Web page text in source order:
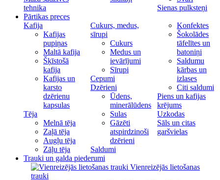
tehnika
Sienas pulksteņi
Pārtikas preces
Kafija
Kafijas
pupiņas
Maltā kafija
Šķīstošā
kafija
Kafijas un
karsto
dzērienu
kapsulas
Tēja
Melnā tēja
Zaļā tēja
Augļu tēja
Zāļu tēja
Cukurs, medus,
sīrupi
Cukurs
Medus un
ievārījumi
Sīrupi
Cepumi
Dzērieni
Ūdens,
minerālūdens
Sulas
Gāzēti
atspirdzinoši
dzērieni
Saldumi
Konfektes
Šokolādes
tāfelītes un
batoniņi
Saldumu
kārbas un
izlases
Citi saldumi
Piens un kafijas
krējums
Uzkodas
Sāls un citas
garšvielas
Trauki un galda piederumi
Vienreizējās lietošanas
trauki